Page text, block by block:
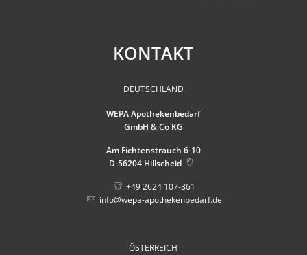
KONTAKT
DEUTSCHLAND
WEPA Apothekenbedarf
GmbH & Co KG
Am Fichtenstrauch 6-10
D-56204 Hillscheid
+49 2624 107-361
info@wepa-apothekenbedarf.de
ÖSTERREICH